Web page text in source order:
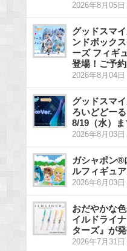
2026年8月05日
グッドスマ
ンドボック
ーズ フィギ
登場！ご予約
2026年8月04日
グッドスマ
ろいどどー
8/19（水）ま
2026年8月03日
ガシャポン®
ルフィギュ
2026年8月03日
おだやかな
イルドライ
ターズ』が発
2026年7月31日